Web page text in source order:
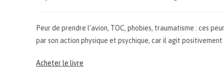
Peur de prendre l’avion, TOC, phobies, traumatisme : ces
par son action physique et psychique, car il agit positivement
Acheter le livre